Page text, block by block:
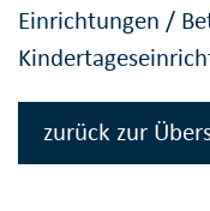
Einrichtungen /
zurück zur